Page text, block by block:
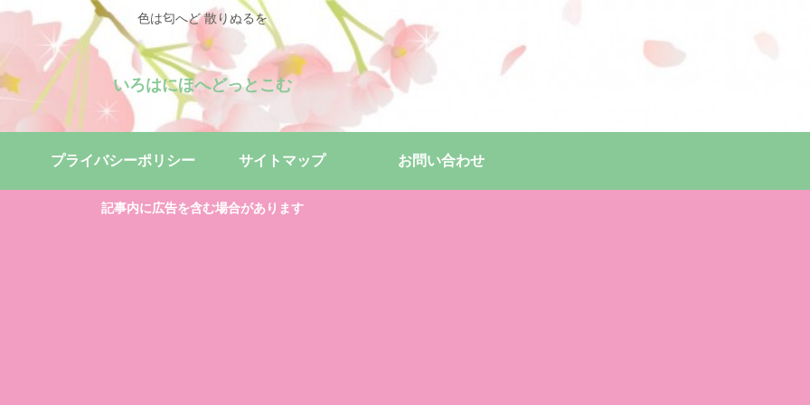
色は匂へど 散りぬるを
いろはにほへどっとこむ
プライバシーポリシー サイトマップ お問い合わせ
記事内に広告を含む場合があります